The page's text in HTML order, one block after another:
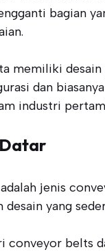
bagian
memiliki
dan
industri
jenis
yang
conveyor belts